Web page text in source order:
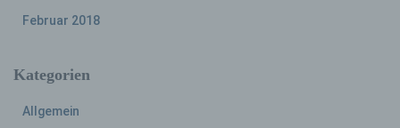
Februar 2018
Kategorien
Allgemein
Die Internetseiten verwenden teilweise so
SessionStorage. Dies dient dazu, unser Angebot
nutzerfreundlicher, effektiver und sicherer zu
eine Technologie, mit welcher ihr Browser Daten